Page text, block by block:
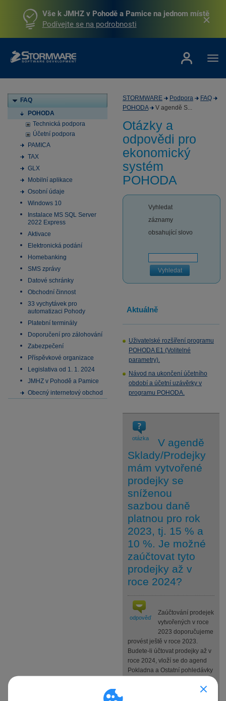
Vše k JMHZ v Pohodě a Pamice na jednom místě
Podívejte se na podrobnosti
FAQ
POHODA
Technická podpora
Účetní podpora
PAMICA
TAX
GLX
Mobilní aplikace
Osobní údaje
Windows 10
Instalace MS SQL Server
2022 Express
Aktivace
Elektronická podání
Homebanking
SMS zprávy
Datové schránky
Obchodní činnost
33 vychytávek pro
automatizaci Pohody
Platební terminály
Doporučení pro zálohování
Zabezpečení
Příspěvkové organizace
Legislativa od 1. 1. 2024
JMHZ v Pohodě a Pamice
Obecný internetový obchod
STORMWARE Podpora
FAQ
POHODA
V agendě S...
Otázky a
odpovědi pro
ekonomický
systém
POHODA
Vyhledat
záznamy
obsahující slovo
Vyhledat
Aktuálně
Uživatelské rozšíření programu
POHODA E1 (Volitelné
parametry).
Návod na ukončení účetního
období a účetní uzávěrky v
programu POHODA.
otázka
V agendě
Sklady/Prodejky
mám vytvořené
prodejky se
sníženou
sazbou daně
platnou pro rok
2023, tj. 15 % a
10 %. Je možné
zaúčtovat tyto
prodejky až v
roce 2024?
odpověď
Zaúčtování prodejek
vytvořených v roce
2023 doporučujeme
provést ještě v roce 2023.
Budete-li účtovat prodejky až v
roce 2024, vloží se do agend
Pokladna a Ostatní pohledávky
legislativy, tj. 12 %. Částka DPH